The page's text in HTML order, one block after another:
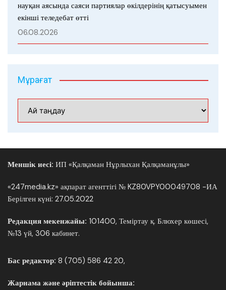
науқан аясында саяси партиялар өкілдерінің қатысуымен
екінші теледебат өтті
06.08.2026
Мұрағат
Меншік иесі: ИП «Қалқаман Нұрлыхан Қалқаманұлы»
«247media.kz» ақпарат агенттігі № KZ80VPY00049708 -ИА
Берілген күні: 27.05.2022
Редакция мекенжайы: 101400, Теміртау қ. Блюхер көшесі,
№13 үй, 306 кабинет.
Бас редактор: 8 (705) 586 42 20,
Жарнама және әріптестік бойынша: